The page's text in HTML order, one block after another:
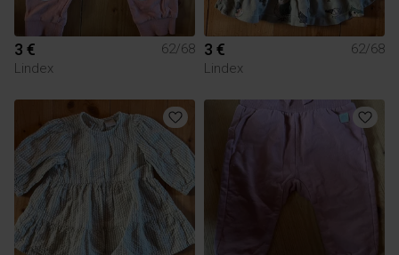
3 €
62/68
Lindex
3 €
62/68
Lindex